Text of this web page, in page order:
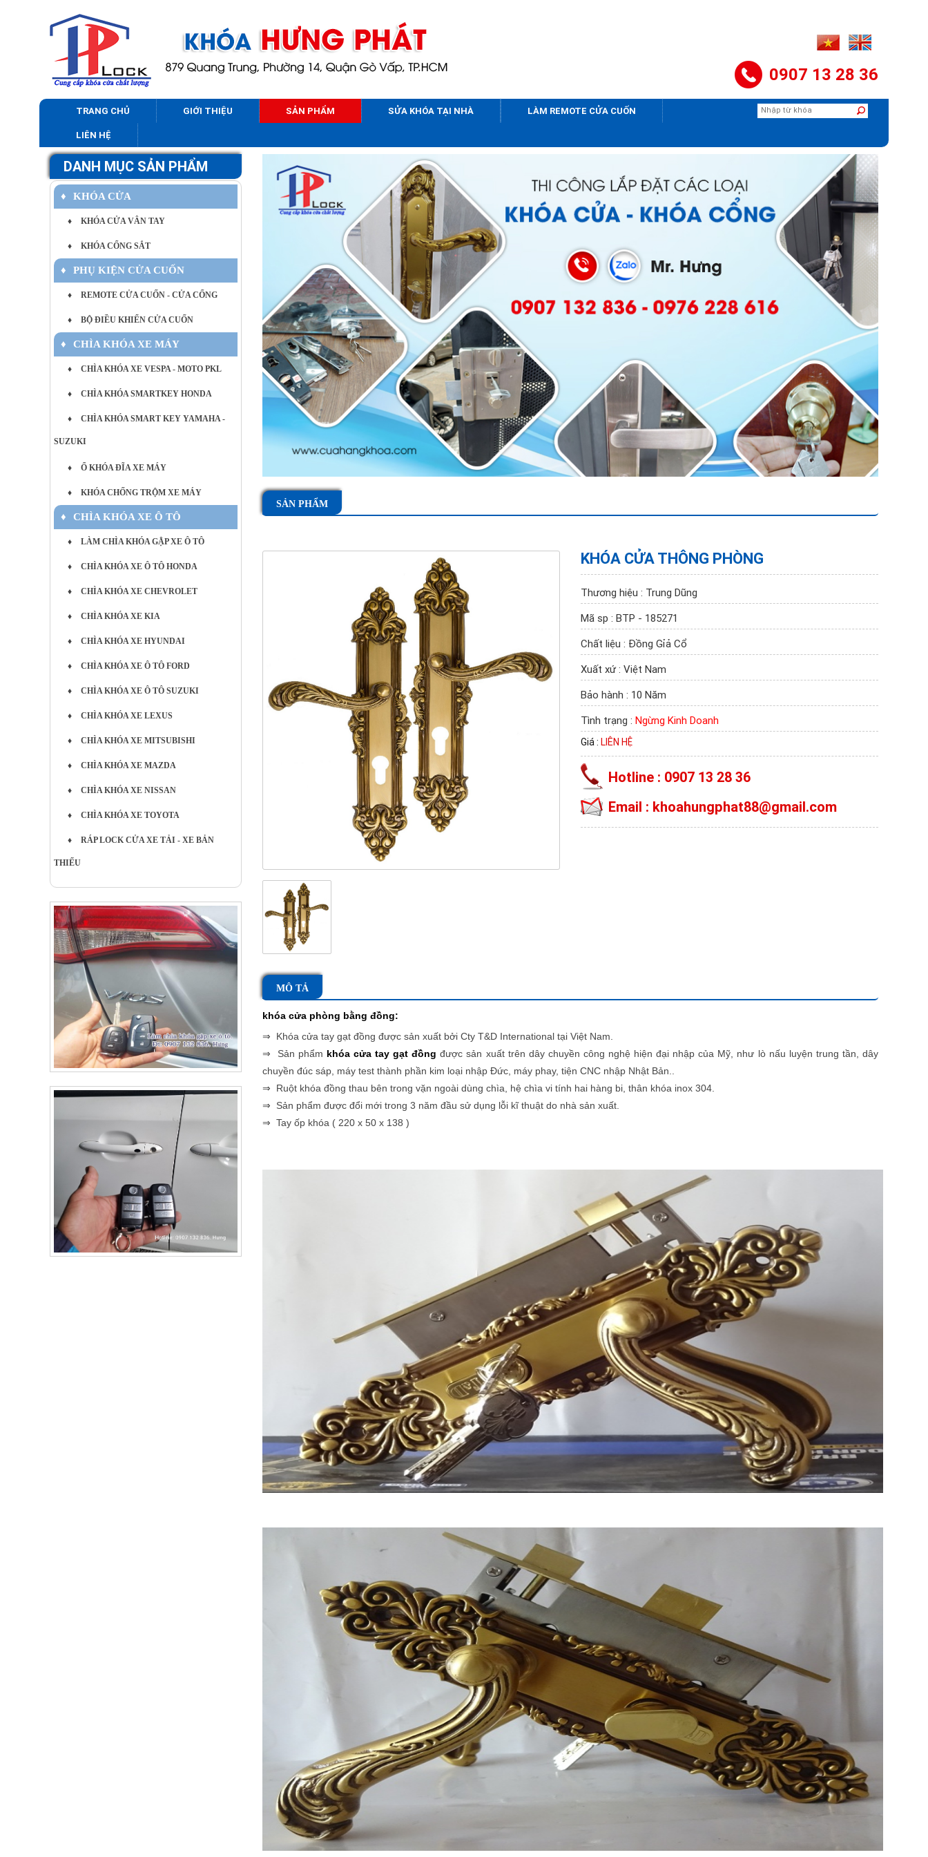
0907 13 28 36
TRANG CHỦ GIỚI THIỆU SẢN PHẨM SỬA KHÓA TẠI NHÀ LÀM REMOTE CỬA CUỐN
LIÊN HỆ
DANH MỤC SẢN PHẨM
♦ KHÓA CỬA
♦ KHÓA CỬA VÂN TAY
♦ KHÓA CỔNG SẮT
♦ PHỤ KIỆN CỬA CUỐN
♦ REMOTE CỬA CUỐN - CỬA CỔNG
♦ BỘ ĐIỀU KHIỂN CỬA CUỐN
♦ CHÌA KHÓA XE MÁY
♦ CHÌA KHÓA XE VESPA - MOTO PKL
♦ CHÌA KHÓA SMARTKEY HONDA
♦ CHÌA KHÓA SMART KEY YAMAHA -
SUZUKI
♦ Ổ KHÓA ĐĨA XE MÁY
♦ KHÓA CHỐNG TRỘM XE MÁY
♦ CHÌA KHÓA XE Ô TÔ
♦ LÀM CHÌA KHÓA GẬP XE Ô TÔ
♦ CHÌA KHÓA XE Ô TÔ HONDA
♦ CHÌA KHÓA XE CHEVROLET
♦ CHÌA KHÓA XE KIA
♦ CHÌA KHÓA XE HYUNDAI
♦ CHÌA KHÓA XE Ô TÔ FORD
♦ CHÌA KHÓA XE Ô TÔ SUZUKI
♦ CHÌA KHÓA XE LEXUS
♦ CHÌA KHÓA XE MITSUBISHI
♦ CHÌA KHÓA XE MAZDA
♦ CHÌA KHÓA XE NISSAN
♦ CHÌA KHÓA XE TOYOTA
♦ RÁP LOCK CỬA XE TẢI - XE BẢN
THIẾU
SẢN PHẨM
KHÓA CỬA THÔNG PHÒNG
Thương hiệu : Trung Dũng
Mã sp : BTP - 185271
Chất liệu : Đồng Gỉả Cổ
Xuất xứ : Việt Nam
Bảo hành : 10 Năm
Tình trạng : Ngừng Kinh Doanh
Giá : LIÊN HỆ
Hotline : 0907 13 28 36
Email : khoahungphat88@gmail.com
MÔ TẢ
khóa cửa phòng bằng đồng:
⇒ Khóa cửa tay gạtđồng được sản xuất bởi Cty T&D International tại Việt Nam.
⇒ Sản phẩm khóa cửa tay gạt đồng được sản xuất trên dây chuyền công nghệ hiện đại nhập của Mỹ, như lò nấu luyện trung tần, dây
chuyền đúc sáp, máy test thành phần kim loại nhập Đức, máy phay, tiện CNC nhập Nhật Bản..
⇒
Ruột khóa đồng thau bên trong vặn ngoài dùng chìa, hệ chìa vi tính hai hàng bi, thân khóa inox 304.
⇒ Sản phẩm được đổi mới trong 3 năm đầu sử dụng lỗi kĩ thuật do nhà sản xuất.
⇒ Tay ốp khóa ( 220 x 50 x 138 )